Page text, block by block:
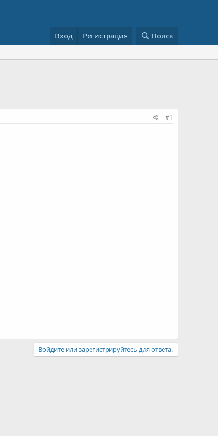
Вход Регистрация Поиск
#1
Войдите или зарегистрируйтесь для ответа.